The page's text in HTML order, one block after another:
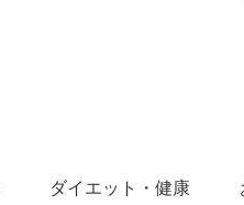
ダイエット・健康